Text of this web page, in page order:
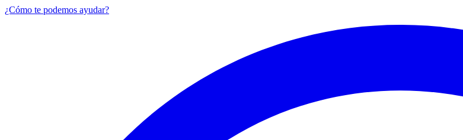
¿Cómo te podemos ayudar?